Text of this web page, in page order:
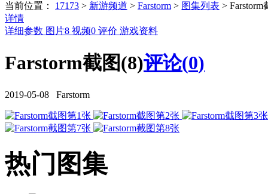
当前位置： 17173 > 新游频道 > Farstorm > 图集列表 > Farstorm
详情
详细参数 图片8 视频0 评价 游戏资料
Farstorm截图(8)评论(0)
2019-05-08 Farstorm
热门图集